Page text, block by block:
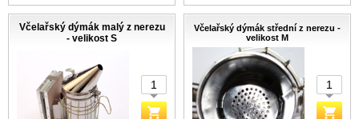
Včelařský dýmák malý z nerezu
- velikost S
Včelařský dýmák střední z nerezu -
velikost M